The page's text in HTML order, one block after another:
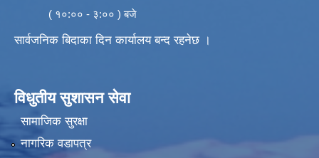
( १०:०० - ३:०० ) बजे
सार्वजनिक बिदाका दिन कार्यालय बन्द रहनेछ ।
विधुतीय सुशासन सेवा
सामाजिक सुरक्षा
नागरिक वडापत्र